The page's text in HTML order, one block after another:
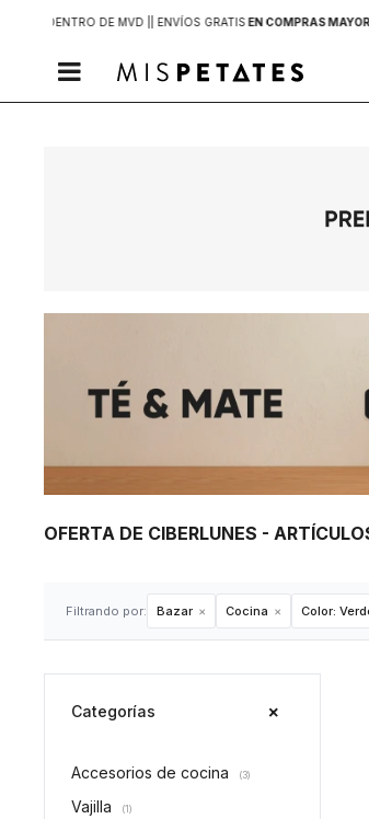
DENTRO DE MVD | | ENVÍOS GRATISEN COMPRAS

OFERTA DE CIBERLUNES -
Filtrando por: Bazar Cocina Color:
Categorías
Accesorios de cocina (3)
Vajilla (1)